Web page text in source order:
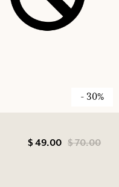
- 30%
$ 49.00 $ 70.00